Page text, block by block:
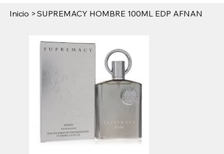
Inicio > SUPREMACY HOMBRE 100ML EDP AFNAN